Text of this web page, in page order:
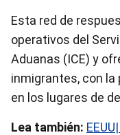
Esta red de
operativos del
Aduanas (ICE) y
inmigrantes, con la
en los lugares de
Lea también: